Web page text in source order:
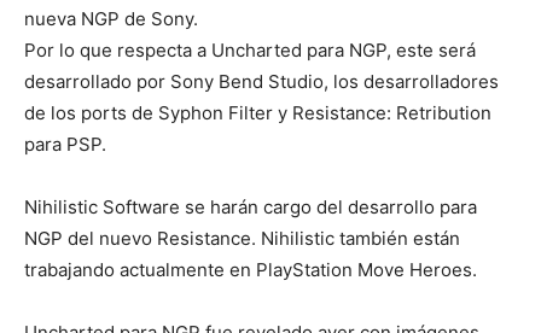
nueva NGP de Sony.
Por lo que respecta a Uncharted para NGP, este será
desarrollado por Sony Bend Studio, los desarrolladores
de los ports de Syphon Filter y Resistance: Retribution
para PSP.
Nihilistic Software se harán cargo del desarrollo para
NGP del nuevo Resistance. Nihilistic también están
trabajando actualmente en PlayStation Move Heroes.